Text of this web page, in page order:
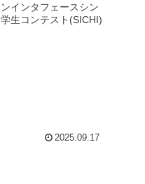
インタフェースシン
生コンテスト(SICHI)
2025.09.17